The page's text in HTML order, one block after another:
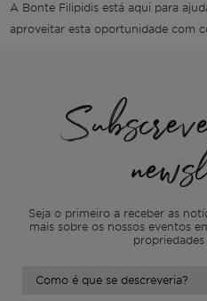
A Bonte Filipidis está aqui para
aproveitar esta oportunidade com
Seja o primeiro a receber as
mais sobre os nossos eventos
propriedades